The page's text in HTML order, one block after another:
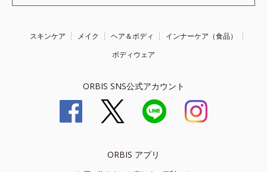
スキンケア メイク ヘア＆ボディ
インナーケア（食品）
ボディウェア
ORBIS SNS公式アカウント
ORBIS アプリ